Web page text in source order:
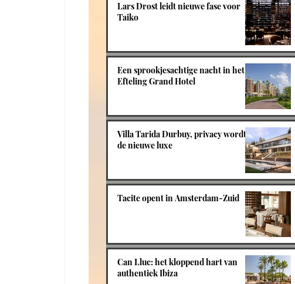
Lars Drost leidt nieuwe fase voor
Taiko
Een sprookjesachtige nacht in het
Efteling Grand Hotel
Villa Tarida Durbuy, privacy wordt
de nieuwe luxe
Tacite opent in Amsterdam-Zuid
Can Lluc: het kloppend hart van
authentiek Ibiza